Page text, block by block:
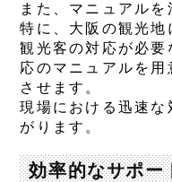
また、マニュアルを
特に、大阪の観光地
観光客の対応が必要
応のマニュアルを用
させます。
現場における迅速な
がります。
効率的なサポー